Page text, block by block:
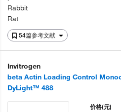
54篇参考文献
Rabbit
Rat
Invitrogen
beta Actin Loading Control
DyLight™ 488
价格(元)